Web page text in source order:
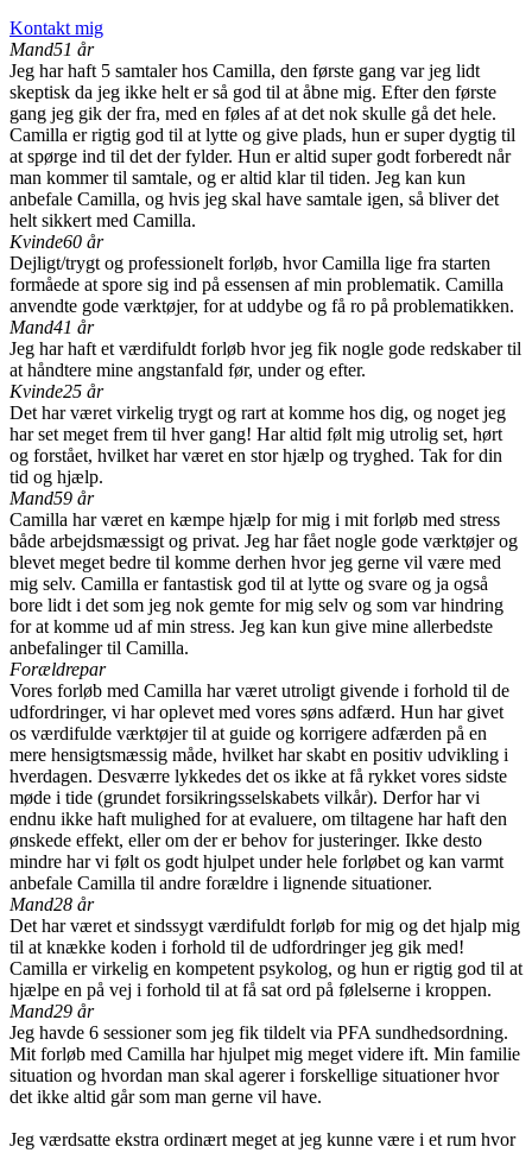
Kontakt mig
Mand51 år
Jeg har haft 5 samtaler hos Camilla, den første gang var jeg lidt
skeptisk da jeg ikke helt er så god til at åbne mig. Efter den første
gang jeg gik der fra, med en føles af at det nok skulle gå det hele.
Camilla er rigtig god til at lytte og give plads, hun er super dygtig til
at spørge ind til det der fylder. Hun er altid super godt forberedt når
man kommer til samtale, og er altid klar til tiden. Jeg kan kun
anbefale Camilla, og hvis jeg skal have samtale igen, så bliver det
helt sikkert med Camilla.
Kvinde60 år
Dejligt/trygt og professionelt forløb, hvor Camilla lige fra starten
formåede at spore sig ind på essensen af min problematik. Camilla
anvendte gode værktøjer, for at uddybe og få ro på problematikken.
Mand41 år
Jeg har haft et værdifuldt forløb hvor jeg fik nogle gode redskaber til
at håndtere mine angstanfald før, under og efter.
Kvinde25 år
Det har været virkelig trygt og rart at komme hos dig, og noget jeg
har set meget frem til hver gang! Har altid følt mig utrolig set, hørt
og forstået, hvilket har været en stor hjælp og tryghed. Tak for din
tid og hjælp.
Mand59 år
Camilla har været en kæmpe hjælp for mig i mit forløb med stress
både arbejdsmæssigt og privat. Jeg har fået nogle gode værktøjer og
blevet meget bedre til komme derhen hvor jeg gerne vil være med
mig selv. Camilla er fantastisk god til at lytte og svare og ja også
bore lidt i det som jeg nok gemte for mig selv og som var hindring
for at komme ud af min stress. Jeg kan kun give mine allerbedste
anbefalinger til Camilla.
Forældrepar
Vores forløb med Camilla har været utroligt givende i forhold til de
udfordringer, vi har oplevet med vores søns adfærd. Hun har givet
os værdifulde værktøjer til at guide og korrigere adfærden på en
mere hensigtsmæssig måde, hvilket har skabt en positiv udvikling i
hverdagen. Desværre lykkedes det os ikke at få rykket vores sidste
møde i tide (grundet forsikringsselskabets vilkår). Derfor har vi
endnu ikke haft mulighed for at evaluere, om tiltagene har haft den
ønskede effekt, eller om der er behov for justeringer. Ikke desto
mindre har vi følt os godt hjulpet under hele forløbet og kan varmt
anbefale Camilla til andre forældre i lignende situationer.
Mand28 år
Det har været et sindssygt værdifuldt forløb for mig og det hjalp mig
til at knække koden i forhold til de udfordringer jeg gik med!
Camilla er virkelig en kompetent psykolog, og hun er rigtig god til at
hjælpe en på vej i forhold til at få sat ord på følelserne i kroppen.
Mand29 år
Jeg havde 6 sessioner som jeg fik tildelt via PFA sundhedsordning.
Mit forløb med Camilla har hjulpet mig meget videre ift. Min familie
situation og hvordan man skal agerer i forskellige situationer hvor
det ikke altid går som man gerne vil have.
Jeg værdsatte ekstra ordinært meget at jeg kunne være i et rum hvor